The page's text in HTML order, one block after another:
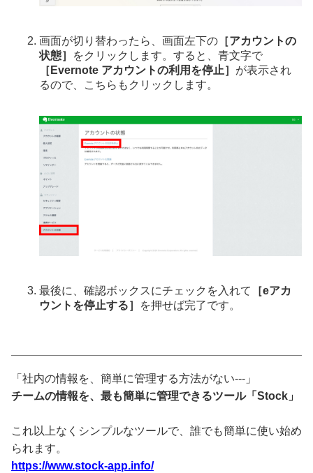
画面が切り替わったら、画面左下の ［アカウントの
状態］
をクリックします。すると、青文字で
［Evernote アカウントの利用を停止］ が表示され
るので、こちらもクリックします。
最後に、確認ボックスにチェックを入れて
［eアカ
ウントを停止する］
を押せば完了です。
「社内の情報を、簡単に管理する方法がない---」
チームの情報を、最も簡単に管理できるツール「Stock」
これ以上なくシンプルなツールで、誰でも簡単に使い始め
られます。
https://www.stock-app.info/